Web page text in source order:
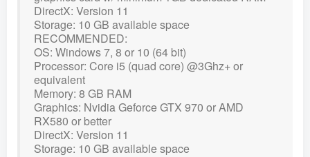
DirectX: Version 11
Storage: 10 GB available space
RECOMMENDED:
OS: Windows 7, 8 or 10 (64 bit)
Processor: Core i5 (quad core) @3Ghz+ or
equivalent
Memory: 8 GB RAM
Graphics: Nvidia Geforce GTX 970 or AMD
RX580 or better
DirectX: Version 11
Storage: 10 GB available space